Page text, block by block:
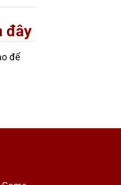
đây
để